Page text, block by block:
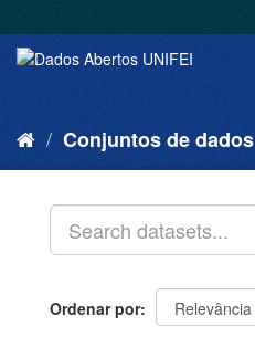
Conjuntos de dados
Ordenar por